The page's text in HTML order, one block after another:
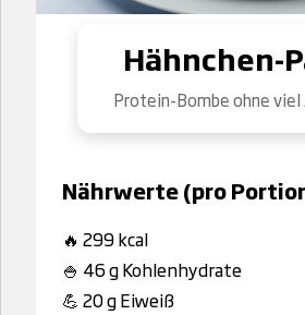
Hähnchen-
Protein-Bombe ohne viel
Nährwerte (pro
🔥 299 kcal
🍚 46 g Kohlenhydrate
💪 20 g Eiweiß